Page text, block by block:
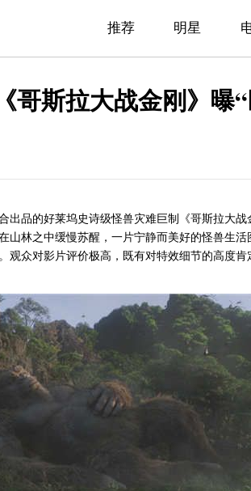
推荐 明星
《哥斯拉大战金刚》
出品的好莱坞史诗级怪兽灾难巨制《哥斯拉大
山林之中缓慢苏醒，一片宁静而美好的怪兽生
观众对影片评价极高，既有对特效细节的高度